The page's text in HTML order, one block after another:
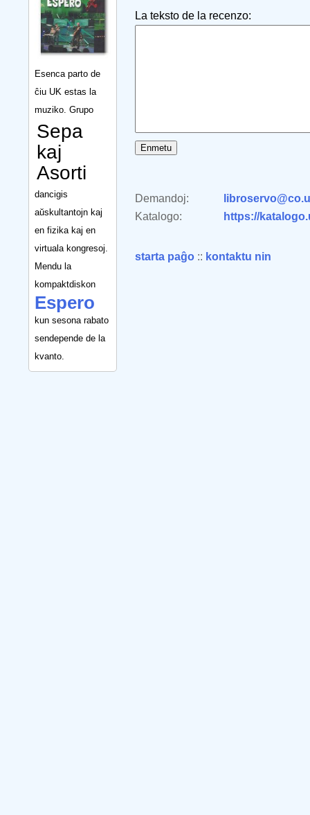
Esenca parto de
ĉiu UK estas la
muziko. Grupo
Sepa
kaj
Asorti
dancigis
aŭskultantojn kaj
en fizika kaj en
virtuala kongresoj.
Mendu la
kompaktdiskon
Espero
kun sesona rabato
sendepende de la
kvanto.
La teksto de la recenzo:
Demandoj:
Katalogo:
https://
starta paĝo :: kontaktu nin